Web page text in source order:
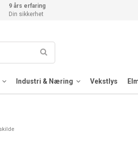
9 års erfaring
Din sikkerhet
Industri & Næring Vekstlys